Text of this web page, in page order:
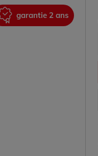
garantie 2 ans